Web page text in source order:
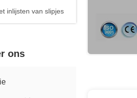
inlijsten van slipjes
ons